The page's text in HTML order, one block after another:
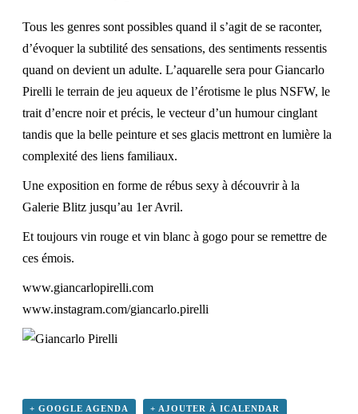
Tous les genres sont possibles quand il s’agit de se raconter,
d’évoquer la subtilité des sensations, des sentiments ressentis
quand on devient un adulte. L’aquarelle sera pour Giancarlo
Pirelli le terrain de jeu aqueux de l’érotisme le plus NSFW, le
trait d’encre noir et précis, le vecteur d’un humour cinglant
tandis que la belle peinture et ses glacis mettront en lumière la
complexité des liens familiaux.
Une exposition en forme de rébus sexy à découvrir à la
Galerie Blitz jusqu’au 1er Avril.
Et toujours vin rouge et vin blanc à gogo pour se remettre de
ces émois.
www.giancarlopirelli.com
www.instagram.com/giancarlo.pirelli
+ GOOGLE AGENDA + AJOUTER À ICALENDAR